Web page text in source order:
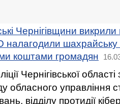
Чернігівщини
налагодили
коштами громадян
Чернігівської
обласного управління
відділу протидії